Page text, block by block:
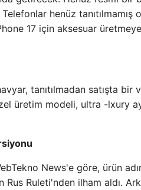
henüz tanıtılmamış
17 için aksesuar
tanıtılmadan satışta bir
modeli, ultra -lxury
News'e göre, ürün
Ruleti'nden ilham aldı.